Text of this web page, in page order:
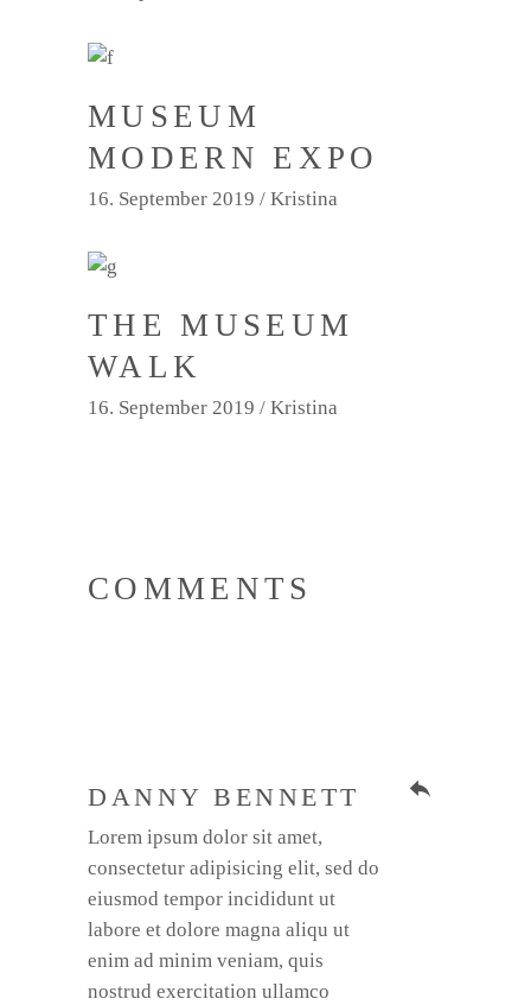
MUSEUM
MODERN EXPO
16. September 2019 Kristina
THE MUSEUM
WALK
16. September 2019 Kristina
COMMENTS
reply
DANNY BENNETT
Lorem ipsum dolor sit amet,
consectetur adipisicing elit, sed do
eiusmod tempor incididunt ut
labore et dolore magna aliqu ut
enim ad minim veniam, quis
nostrud exercitation ullamco